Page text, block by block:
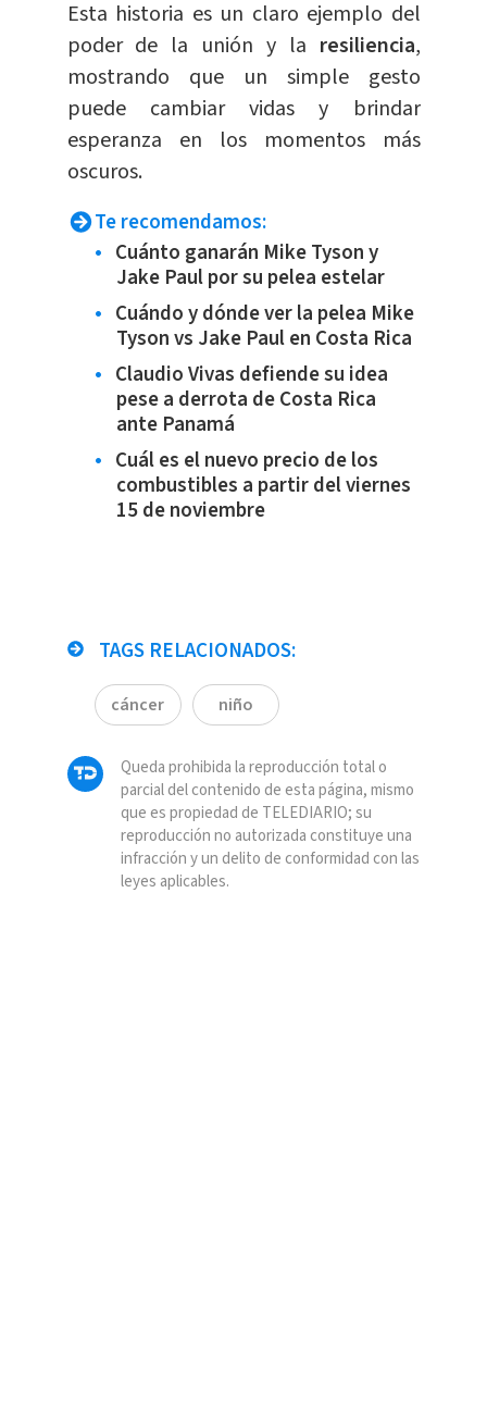
Esta historia es un claro ejemplo del
poder de la unión y la resiliencia,
mostrando que un simple gesto
puede cambiar vidas y brindar
esperanza en los momentos más
oscuros.
Te recomendamos:
Cuánto ganarán Mike Tyson y
Jake Paul por su pelea estelar
Cuándo y dónde ver la pelea Mike
Tyson vs Jake Paul en Costa Rica
Claudio Vivas defiende su idea
pese a derrota de Costa Rica
ante Panamá
Cuál es el nuevo precio de los
combustibles a partir del viernes
15 de noviembre
TAGS RELACIONADOS:
cáncer niño
Queda prohibida la reproducción total o
parcial del contenido de esta página, mismo
que es propiedad de TELEDIARIO; su
reproducción no autorizada constituye una
infracción y un delito de conformidad con las
leyes aplicables.